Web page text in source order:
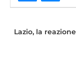
Lazio, la